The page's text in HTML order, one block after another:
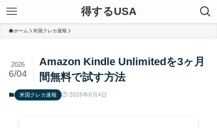
得するUSA
ホーム 米国クレカ速報
Amazon Kindle Unlimitedを3ヶ月
間無料で試す方法
2026
6/04
米国クレカ速報 2026年6月4日